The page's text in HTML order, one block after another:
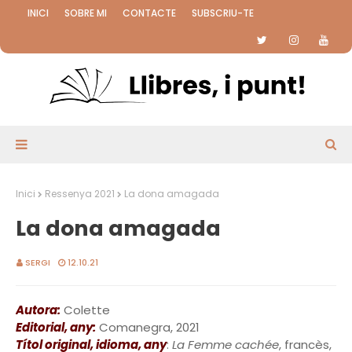
INICI SOBRE MI CONTACTE SUBSCRIU-TE
Inici Ressenya 2021 La dona amagada
La dona amagada
SERGI 12.10.21
Autora: Colette
Editorial, any: Comanegra, 2021
Títol original, idioma, any: La Femme cachée, francès,